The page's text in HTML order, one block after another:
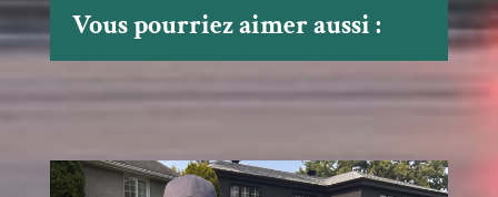
Vous pourriez aimer aussi :